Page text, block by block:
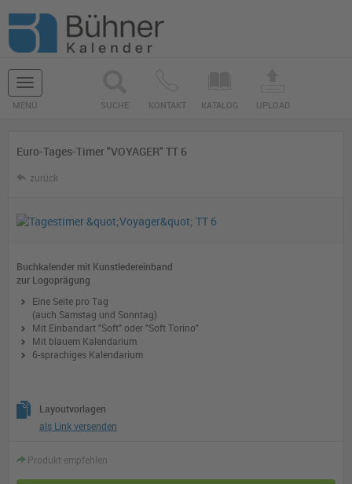
Navigation
MENÜ SUCHE KONTAKT KATALOG UPLOAD
Euro-Tages-Timer "VOYAGER" TT 6
zurück
Buchkalender mit Kunstledereinband
zur Logoprägung
Eine Seite pro Tag
(auch Samstag und Sonntag)
Mit Einbandart "Soft" oder "Soft Torino"
Mit blauem Kalendarium
6-sprachiges Kalendarium
Layoutvorlagen
als Link versenden
Produkt empfehlen